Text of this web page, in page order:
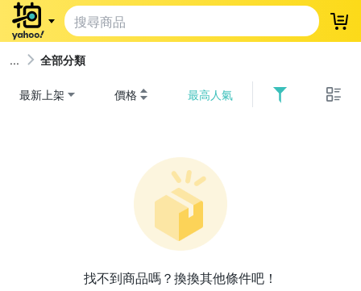
登
全部分類
最新上架 價格 最高人氣
找不到商品嗎？換換其他條件吧！